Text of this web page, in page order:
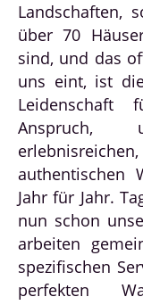
Landschaften,
über 70
sind, und das
uns eint, ist
Anspruch,
authentischen
Jahr für Jahr.
nun schon
arbeiten
spezifischen
perfekten